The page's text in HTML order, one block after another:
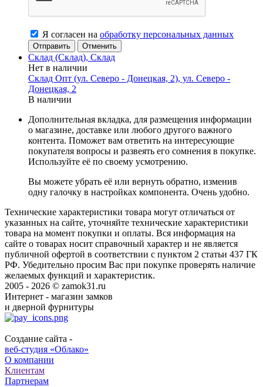
Я согласен на обработку персональных данных
Отменить
Склад (Склад), Склад
Нет в наличии
Склад Опт (ул. Северо - Донецкая, 2), ул. Северо -
Донецкая, 2
В наличии
Дополнительная вкладка, для размещения информации
о магазине, доставке или любого другого важного
контента. Поможет вам ответить на интересующие
покупателя вопросы и развеять его сомнения в покупке.
Используйте её по своему усмотрению.
Вы можете убрать её или вернуть обратно, изменив
одну галочку в настройках компонента. Очень удобно.
Технические характеристики товара могут отличаться от
указанных на сайте, уточняйте технические характеристики
товара на момент покупки и оплаты. Вся информация на
сайте о товарах носит справочный характер и не является
публичной офертой в соответствии с пунктом 2 статьи 437 ГК
РФ. Убедительно просим Вас при покупке проверять наличие
желаемых функций и характеристик.
2005 - 2026 © zamok31.ru
Интернет - магазин замков
и дверной фурнитуры
Создание сайта -
веб-студия «Облако»
О компании
Клиентам
Партнерам